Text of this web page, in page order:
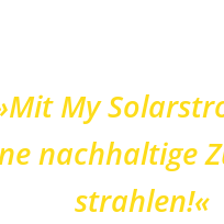
My
nachhaltige
strahlen!«